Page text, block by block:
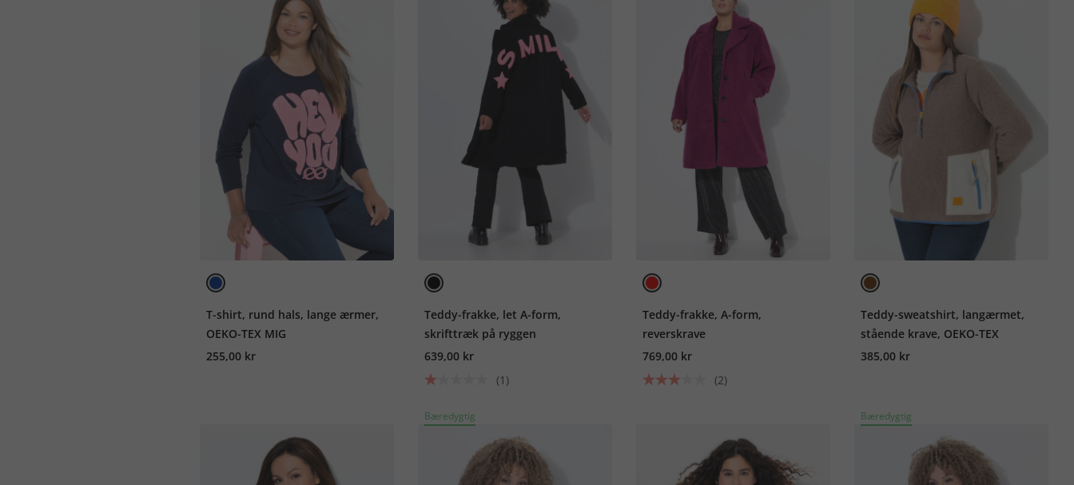
T-shirt, rund hals, lange ærmer,
OEKO-TEX MIG
255,00 kr
Teddy-frakke, let A-form,
skrifttræk på ryggen
639,00 kr
(1)
Teddy-frakke, A-form,
reverskrave
769,00 kr
(2)
Teddy-sweatshirt, langærmet,
stående krave, OEKO-TEX
385,00 kr
Bæredygtig Bæredygtig